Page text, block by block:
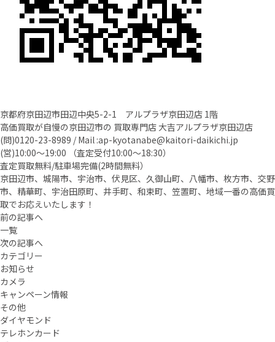
京都府京田辺市田辺中央5-2-1 アルプラザ京田辺店 1階
高価買取が自慢の京田辺市の 買取専門店 大吉アルプラザ京田辺店
(問)0120-23-8989 / Mail :ap-kyotanabe@kaitori-daikichi.jp
(営)10:00～19:00 （査定受付10:00～18:30）
査定買取無料/駐車場完備(2時間無料）
京田辺市、城陽市、宇治市、伏見区、久御山町、八幡市、枚方市、交野
市、精華町、宇治田原町、井手町、和束町、笠置町、地域一番の高価買
取でお応えいたします！
前の記事へ
一覧
次の記事へ
カテゴリー
お知らせ
カメラ
キャンペーン情報
その他
ダイヤモンド
テレホンカード